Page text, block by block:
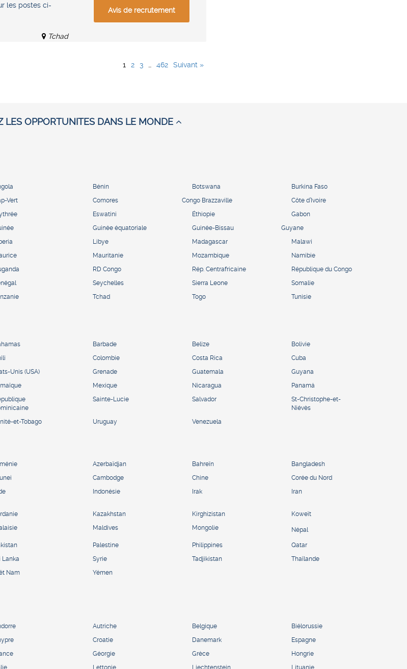
les postes ci-
Tchad
Avis de recrutement
1 2 3 462 Suivant »
LES OPPORTUNITES DANS LE MONDE
Bénin Botswana
Burkina Faso
Vert Comores Congo Brazzaville
Côte d’Ivoire
Eswatini Éthiopie
Gabon
Guinée équatoriale Guinée-Bissau
Guyane
Libye Madagascar
Malawi
Mauritanie Mozambique
Namibie
RD Congo Rép. Centrafricaine
République du Congo
Seychelles Sierra Leone
Somalie
Tchad Togo
Tunisie
Barbade Belize
Bolivie
Colombie Costa Rica
Cuba
Unis (USA) Grenade Guatemala
Guyana
Mexique Nicaragua
Panamá
Sainte-Lucie Salvador
St-Christophe-et-
Niévès
et-Tobago Uruguay Venezuela
Azerbaïdjan Bahreïn
Bangladesh
Cambodge Chine
Corée du Nord
Indonésie Irak Iran
Kazakhstan Kirghizistan
Koweït
Maldives Mongolie Népal
Palestine Philippines
Qatar
Lanka Syrie Tadjikistan
Thaïlande
Nam Yémen
Autriche Belgique
Biélorussie
Croatie Danemark
Espagne
Géorgie Grèce
Hongrie